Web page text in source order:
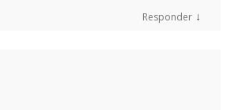
Responder ↓